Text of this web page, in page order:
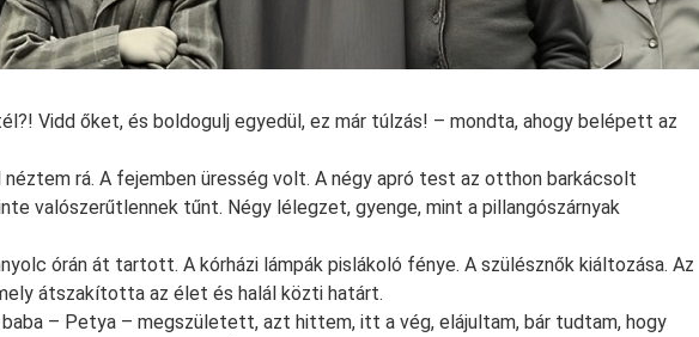
Vidd őket, és boldogulj egyedül, ez már túlzás! – mondta, ahogy belépett az
néztem rá. A fejemben üresség volt. A négy apró test az otthon barkácsolt
valószerűtlennek tűnt. Négy lélegzet, gyenge, mint a pillangószárnyak
órán át tartott. A kórházi lámpák pislákoló fénye. A szülésznők kiáltozása. Az
átszakította az élet és halál közti határt.
baba – Petya – megszületett, azt hittem, itt a vég, elájultam, bár tudtam, hogy